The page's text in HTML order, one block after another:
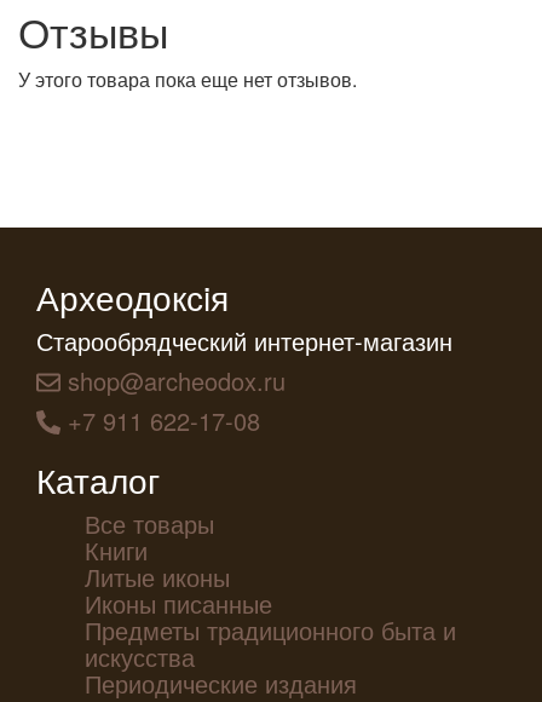
Отзывы
У этого товара пока еще нет отзывов.
Археодоксiя
Старообрядческий интернет-магазин
shop@archeodox.ru
+7 911 622-17-08
Каталог
Все товары
Книги
Литые иконы
Иконы писанные
Предметы традиционного быта и
искусства
Периодические издания